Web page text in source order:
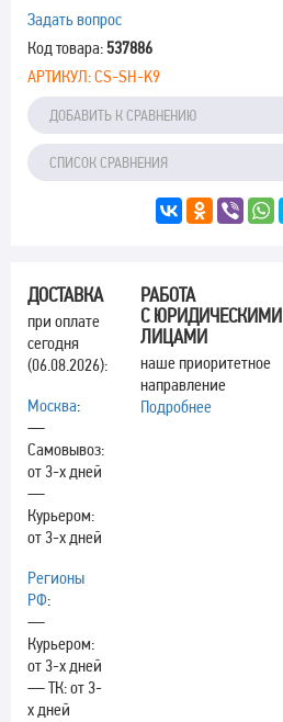
Задать вопрос
Код товара:537886
АРТИКУЛ:CS-SH-K9
ДОБАВИТЬ К СРАВНЕНИЮ
СПИСОК СРАВНЕНИЯ
ДОСТАВКА
при оплате
сегодня
(06.08.2026):
Москва:
—
Самовывоз:
от 3-х дней
—
Курьером:
от 3-х дней
Регионы
РФ:
—
Курьером:
от 3-х дней
— ТК: от 3-
х дней
РАБОТА
С ЮРИДИЧЕСКИМИ
ЛИЦАМИ
наше приоритетное
направление
Подробнее